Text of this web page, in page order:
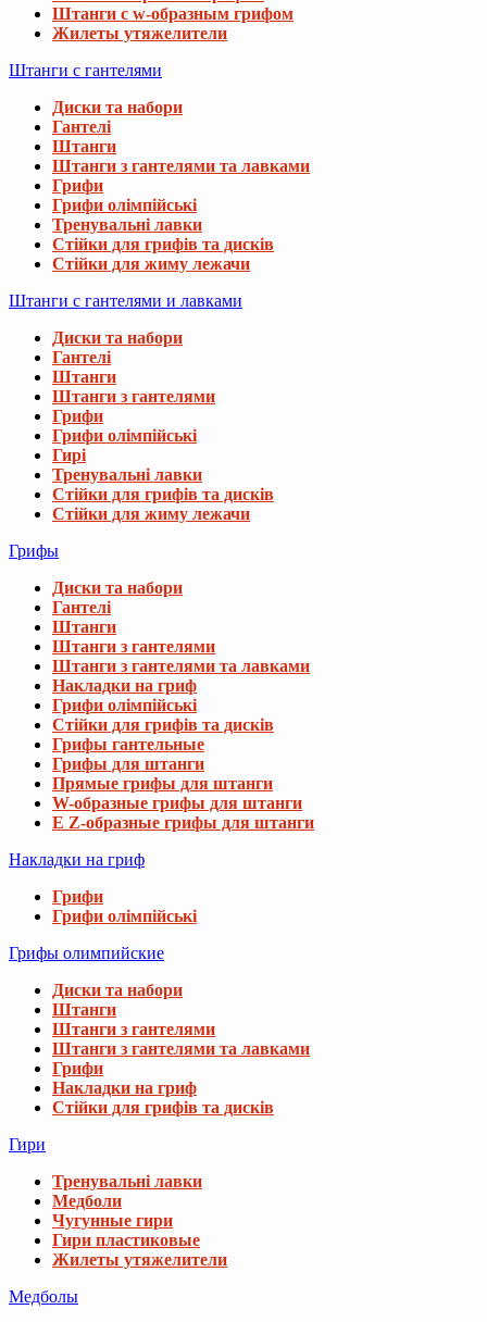
Штанги с w-образным грифом
Жилеты утяжелители
Штанги с гантелями
Диски та набори
Гантелі
Штанги
Штанги з гантелями та лавками
Грифи
Грифи олімпійські
Тренувальні лавки
Стійки для грифів та дисків
Стійки для жиму лежачи
Штанги с гантелями и лавками
Диски та набори
Гантелі
Штанги
Штанги з гантелями
Грифи
Грифи олімпійські
Гирі
Тренувальні лавки
Стійки для грифів та дисків
Стійки для жиму лежачи
Грифы
Диски та набори
Гантелі
Штанги
Штанги з гантелями
Штанги з гантелями та лавками
Накладки на гриф
Грифи олімпійські
Стійки для грифів та дисків
Грифы гантельные
Грифы для штанги
Прямые грифы для штанги
W-образные грифы для штанги
E Z-образные грифы для штанги
Накладки на гриф
Грифи
Грифи олімпійські
Грифы олимпийские
Диски та набори
Штанги
Штанги з гантелями
Штанги з гантелями та лавками
Грифи
Накладки на гриф
Стійки для грифів та дисків
Гири
Тренувальні лавки
Медболи
Чугунные гири
Гири пластиковые
Жилеты утяжелители
Медболы